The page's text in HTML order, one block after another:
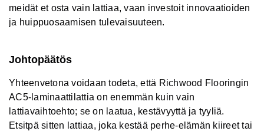
meidät et osta vain lattiaa, vaan investoit innovaatioiden
ja huippuosaamisen tulevaisuuteen.
Johtopäätös
Yhteenvetona voidaan todeta, että Richwood Flooringin
AC5-laminaattilattia on enemmän kuin vain
lattiavaihtoehto; se on laatua, kestävyyttä ja tyyliä.
Etsitpä sitten lattiaa, joka kestää perhe-elämän kiireet tai